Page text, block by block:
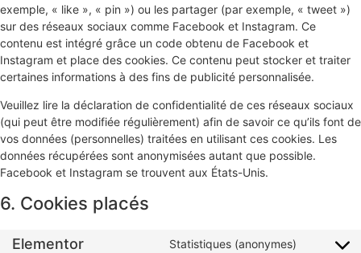
exemple, « like », « pin ») ou les partager (par exemple, « tweet »)
sur des réseaux sociaux comme Facebook et Instagram. Ce
contenu est intégré grâce un code obtenu de Facebook et
Instagram et place des cookies. Ce contenu peut stocker et traiter
certaines informations à des fins de publicité personnalisée.
Veuillez lire la déclaration de confidentialité de ces réseaux sociaux
(qui peut être modifiée régulièrement) afin de savoir ce qu’ils font de
vos données (personnelles) traitées en utilisant ces cookies. Les
données récupérées sont anonymisées autant que possible.
Facebook et Instagram se trouvent aux États-Unis.
6. Cookies placés
Elementor Statistiques (anonymes)